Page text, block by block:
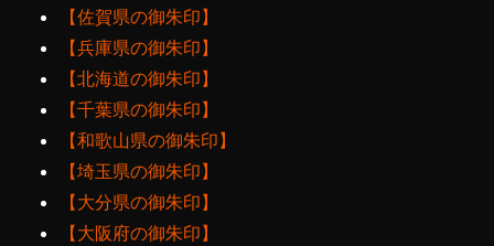
【佐賀県の御朱印】
【兵庫県の御朱印】
【北海道の御朱印】
【千葉県の御朱印】
【和歌山県の御朱印】
【埼玉県の御朱印】
【大分県の御朱印】
【大阪府の御朱印】